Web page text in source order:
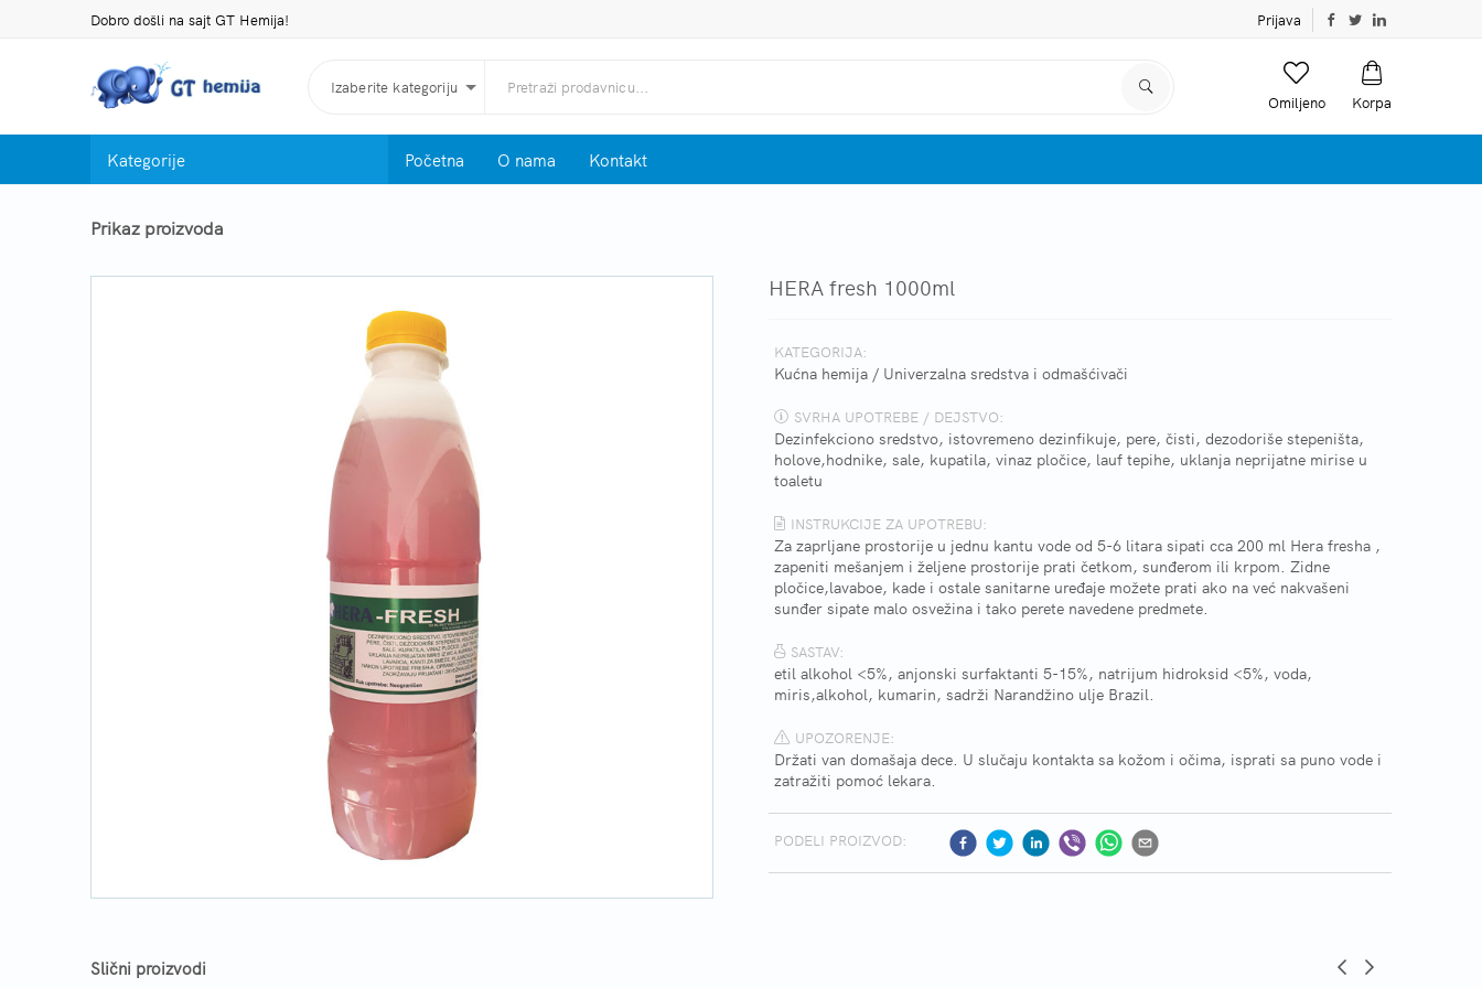
Dobro došli na sajt GT Hemija! Prijava
Izaberite kategoriju
Omiljeno Korpa
Kategorije Početna O nama Kontakt
Prikaz proizvoda
HERA fresh 1000ml
KATEGORIJA:
Kućna hemija / Univerzalna sredstva i odmašćivači
SVRHA UPOTREBE / DEJSTVO:
Dezinfekciono sredstvo, istovremeno dezinfikuje, pere, čisti, dezodoriše stepeništa,
holove,hodnike, sale, kupatila, vinaz pločice, lauf tepihe, uklanja neprijatne mirise u
toaletu
INSTRUKCIJE ZA UPOTREBU:
Za zaprljane prostorije u jednu kantu vode od 5-6 litara sipati cca 200 ml Hera fresha ,
zapeniti mešanjem i željene prostorije prati četkom, sunđerom ili krpom. Zidne
pločice,lavaboe, kade i ostale sanitarne uređaje možete prati ako na već nakvašeni
sunđer sipate malo osvežina i tako perete navedene predmete.
SASTAV:
etil alkohol <5%, anjonski surfaktanti 5-15%, natrijum hidroksid <5%, voda,
miris,alkohol, kumarin, sadrži Narandžino ulje Brazil.
UPOZORENJE:
Držati van domašaja dece. U slučaju kontakta sa kožom i očima, isprati sa puno vode i
zatražiti pomoć lekara.
PODELI PROIZVOD:
Slični proizvodi